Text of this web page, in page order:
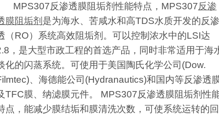
反渗透膜阻垢剂性能特点，MPS307反渗
膜阻垢剂 是为海水、苦咸水和高TDS水质开发的反渗
（RO）系统高效阻垢剂。可以控制浓水中的LSI达
，是大型市政工程的首选产品，同时非常适用于海
化的闪蒸系统。可使用于美国陶氏化学公司(Dow.
、海德能公司(Hydranautics)和国内等反渗透
TFC膜、纳滤膜元件。 MPS307反渗透膜阻垢剂性
点，能减少膜结垢和膜清洗次数，可使系统运转的回